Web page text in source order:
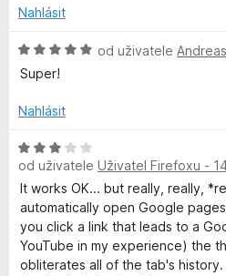
z
z
a
t
o
Nahlásit
H
o
n
c
e
n
:
5
z
od uživatele
Super!
Nahlásit
H
o
d
n
o
c
e
od uživatele Uživatel Firefoxu -
It works OK... but really, really,
automatically open Google
you click a link that leads to a
YouTube in my experience) the
obliterates all of the tab's